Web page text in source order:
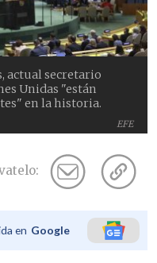
EFE
actual secretario
Unidas "están
en la historia.
en Google